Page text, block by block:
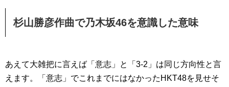
杉山勝彦作曲で乃木坂46を意識した意味
あえて大雑把に言えば「意志」と「3-2」は同じ方向性と言
えます。「意志」でこれまでにはなかったHKT48を見せそ